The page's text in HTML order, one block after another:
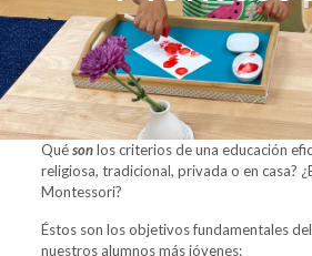
Quésonlos criterios de una educación
religiosa, tradicional, privada o en casa?
Montessori?
Éstos son los objetivos fundamentales
nuestros alumnos más jóvenes: